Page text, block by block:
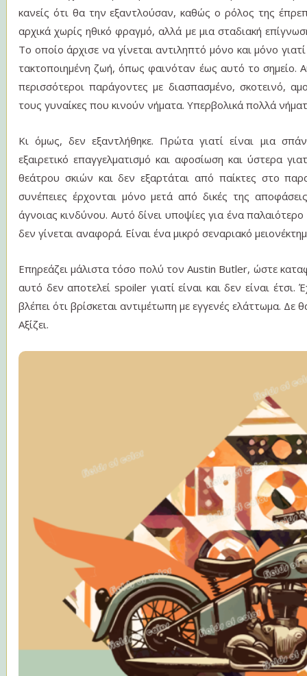
κανείς ότι θα την εξαντλούσαν, καθώς ο ρόλος της
αρχικά χωρίς ηθικό φραγμό, αλλά με μια σταδιακή
Το οποίο άρχισε να γίνεται αντιληπτό μόνο και μόνο
τακτοποιημένη ζωή, όπως φαινόταν έως αυτό το σημείο.
περισσότεροι παράγοντες με διασπασμένο, σκοτεινό,
τους γυναίκες που κινούν νήματα. Υπερβολικά πολλά
Κι όμως, δεν εξαντλήθηκε. Πρώτα γιατί είναι μια
εξαιρετικό επαγγελματισμό και αφοσίωση και ύστερα
θεάτρου σκιών και δεν εξαρτάται από παίκτες στο
συνέπειες έρχονται μόνο μετά από δικές της
άγνοιας κινδύνου. Αυτό δίνει υποψίες για ένα
δεν γίνεται αναφορά. Είναι ένα μικρό σεναριακό
Επηρεάζει μάλιστα τόσο πολύ τον Austin Butler, ώστε
αυτό δεν αποτελεί spoiler γιατί είναι και δεν είναι
βλέπει ότι βρίσκεται αντιμέτωπη με εγγενές ελάττωμα. Δε
Αξίζει.